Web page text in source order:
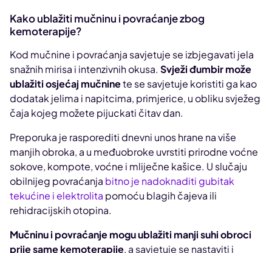
Kako ublažiti mučninu i povraćanje zbog
kemoterapije?
Kod mučnine i povraćanja savjetuje se izbjegavati jela
snažnih mirisa i intenzivnih okusa. Svježi đumbir može
ublažiti osjećaj mučninete se savjetuje koristiti ga kao
dodatak jelima i napitcima, primjerice, u obliku svježeg
čaja kojeg možete pijuckati čitav dan.
Preporuka je rasporediti dnevni unos hrane na više
manjih obroka, a u međuobroke uvrstiti prirodne voćne
sokove, kompote, voćne i mliječne kašice. U slučaju
obilnijeg povraćanja bitno je nadoknaditi gubitak
tekućine i elektrolita pomoću blagih čajeva ili
rehidracijskih otopina.
Mučninu i povraćanje mogu ublažiti manji suhi obroci
prije same kemoterapije, a savjetuje se nastaviti i